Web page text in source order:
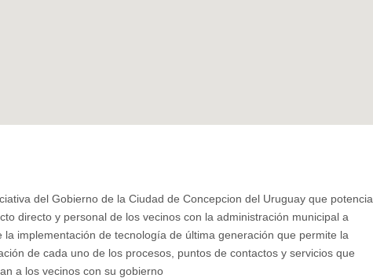
del Gobierno de la Ciudad de Concepcion del Uruguay que potencia
directo y personal de los vecinos con la administración municipal a
la implementación de tecnología de última generación que permite la
de cada uno de los procesos, puntos de contactos y servicios que
a los vecinos con su gobierno